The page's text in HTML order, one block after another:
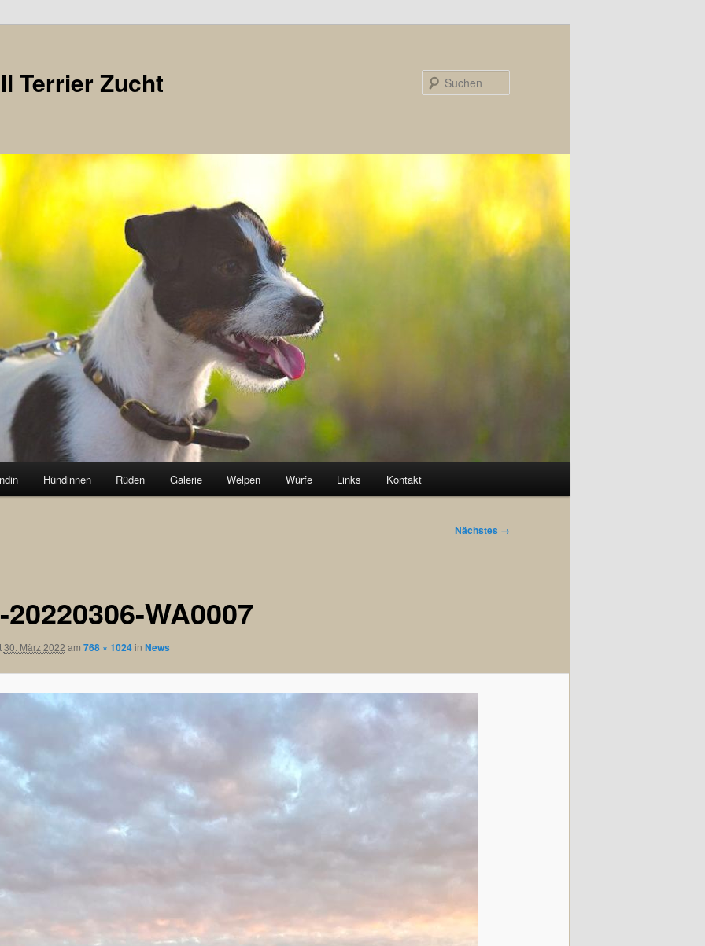
Terrier Zucht
Hündinnen Rüden Galerie Welpen Würfe Links Kontakt
Nächstes →
20220306-WA0007
30. März 2022 am 768 × 1024in News